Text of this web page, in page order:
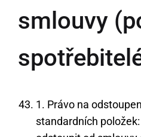
smlouvy
1. Právo na
standardních